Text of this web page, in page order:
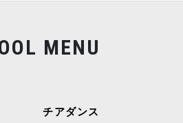
MENU
チアダンス